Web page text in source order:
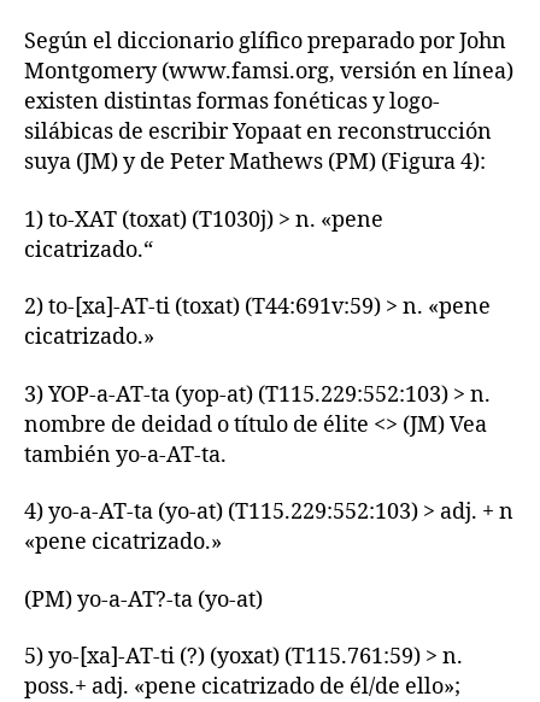
Según el diccionario glífico preparado por John
Montgomery (www.famsi.org, versión en línea)
existen distintas formas fonéticas y logo-
silábicas de escribir Yopaat en reconstrucción
suya (JM) y de Peter Mathews (PM) (Figura 4):
1) to-XAT (toxat) (T1030j) > n. «pene
cicatrizado.“
2) to-[xa]-AT-ti (toxat) (T44:691v:59) > n. «pene
cicatrizado.»
3) YOP-a-AT-ta (yop-at) (T115.229:552:103) > n.
nombre de deidad o título de élite <> (JM) Vea
también yo-a-AT-ta.
4) yo-a-AT-ta (yo-at) (T115.229:552:103) > adj. + n
«pene cicatrizado.»
(PM) yo-a-AT?-ta (yo-at)
5) yo-[xa]-AT-ti (?) (yoxat) (T115.761:59) > n.
poss.+ adj. «pene cicatrizado de él/de ello»;